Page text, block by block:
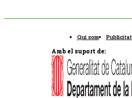
Qui som Publicitat
Amb el suport de: